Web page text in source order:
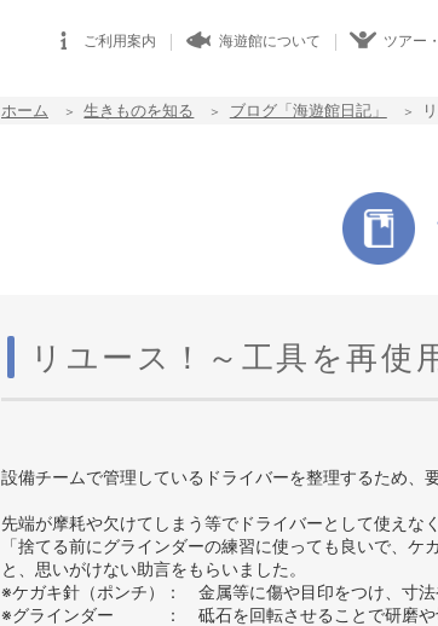
ご利用案内 海遊館について ツアー
ホーム 生きものを知る ブログ「海遊館日記」
リユース！～工具を再使
設備チームで管理しているドライバーを整理するため、
先端が摩耗や欠けてしまう等でドライバーとして使えな
「捨てる前にグラインダーの練習に使っても良いで、ケ
と、思いがけない助言をもらいました。
※ケガキ針（ポンチ）： 金属等に傷や目印をつけ、寸
※グラインダー ： 砥石を回転させることで研磨や